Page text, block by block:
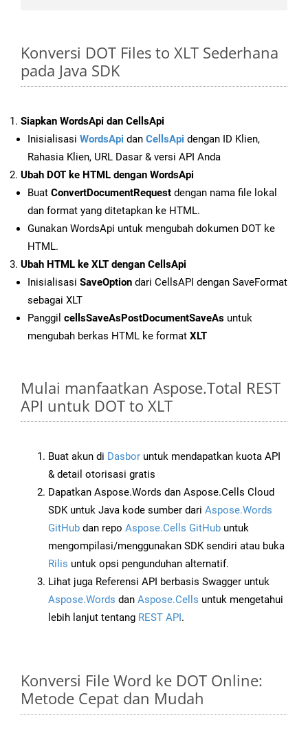
Konversi DOT Files to XLT Sederhana
pada Java SDK
Siapkan WordsApi dan CellsApi
Inisialisasi WordsApi dan CellsApi dengan ID Klien,
Rahasia Klien, URL Dasar & versi API Anda
Ubah DOT ke HTML dengan WordsApi
Buat ConvertDocumentRequest dengan nama file lokal
dan format yang ditetapkan ke HTML.
Gunakan WordsApi untuk mengubah dokumen DOT ke
HTML.
Ubah HTML ke XLT dengan CellsApi
Inisialisasi SaveOption dari CellsAPI dengan SaveFormat
sebagai XLT
Panggil cellsSaveAsPostDocumentSaveAs untuk
mengubah berkas HTML ke format XLT
Mulai manfaatkan Aspose.Total REST
API untuk DOT to XLT
Buat akun di Dasbor untuk mendapatkan kuota API
& detail otorisasi gratis
Dapatkan Aspose.Words dan Aspose.Cells Cloud
SDK untuk Java kode sumber dari Aspose.Words
GitHub dan repo Aspose.Cells GitHub untuk
mengompilasi/menggunakan SDK sendiri atau buka
Rilis untuk opsi pengunduhan alternatif.
Lihat juga Referensi API berbasis Swagger untuk
Aspose.Words dan Aspose.Cells untuk mengetahui
lebih lanjut tentang REST API.
Konversi File Word ke DOT Online:
Metode Cepat dan Mudah